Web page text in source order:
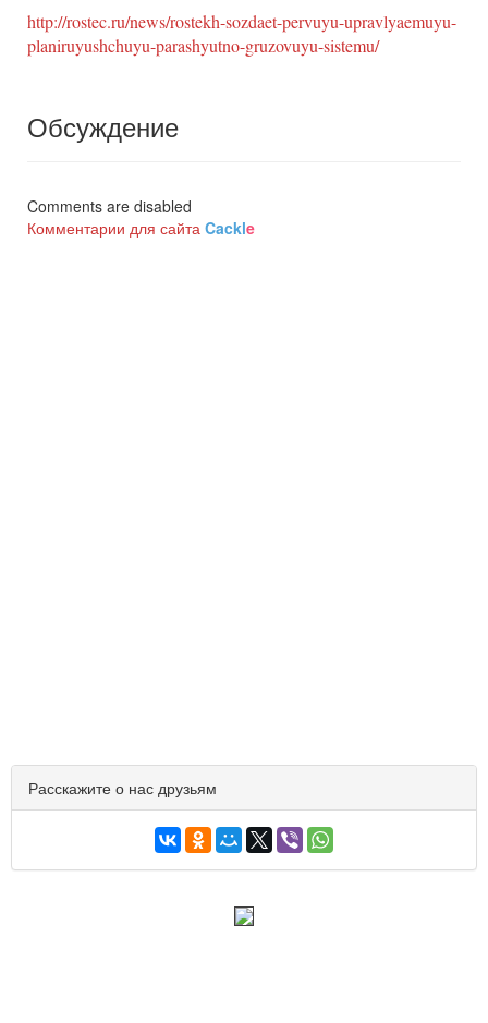
http://rostec.ru/news/rostekh-sozdaet-pervuyu-upravlyaemuyu-
planiruyushchuyu-parashyutno-gruzovuyu-sistemu/
Обсуждение
Comments are disabled
Комментарии для сайта Cackle
Расскажите о нас друзьям